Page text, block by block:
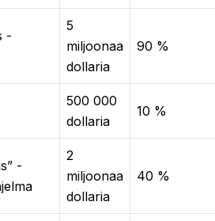
-
5
miljoonaa
dollaria
90 %
500 000
dollaria
10 %
-
2
miljoonaa
dollaria
40 %